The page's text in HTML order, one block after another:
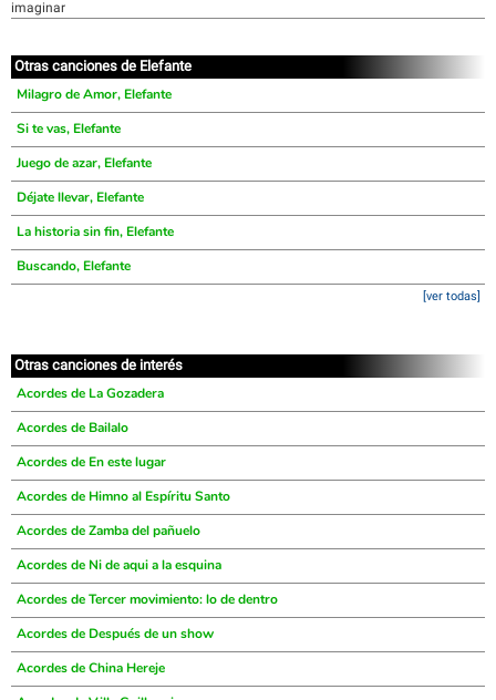
imaginar
Otras canciones de Elefante
Milagro de Amor, Elefante
Si te vas, Elefante
Juego de azar, Elefante
Déjate llevar, Elefante
La historia sin fin, Elefante
Buscando, Elefante
[ver todas]
Otras canciones de interés
Acordes de La Gozadera
Acordes de Bailalo
Acordes de En este lugar
Acordes de Himno al Espíritu Santo
Acordes de Zamba del pañuelo
Acordes de Ni de aqui a la esquina
Acordes de Tercer movimiento: lo de dentro
Acordes de Después de un show
Acordes de China Hereje